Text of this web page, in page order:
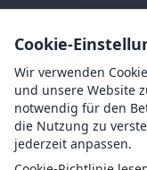
RECHTLICHES
Datenschutz
Impressum
AGB
Cookies
Cookie-Einstellungen
Cookie-
Wir verwenden
und unsere Website
notwendig für den
die Nutzung zu
jederzeit anpassen.